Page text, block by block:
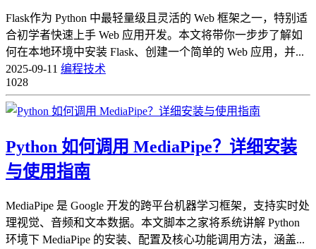
Flask作为 Python 中最轻量级且灵活的 Web 框架之一，特别适
合初学者快速上手 Web 应用开发。本文将带你一步步了解如
何在本地环境中安装 Flask、创建一个简单的 Web 应用，并...
2025-09-11 编程技术
1028
Python 如何调用 MediaPipe？详细安装
与使用指南
MediaPipe 是 Google 开发的跨平台机器学习框架，支持实时处
理视觉、音频和文本数据。本文脚本之家将系统讲解 Python
环境下 MediaPipe 的安装、配置及核心功能调用方法，涵盖...